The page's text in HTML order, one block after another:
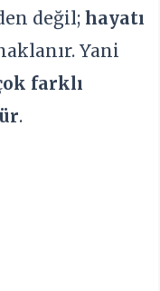
değil;hayatı
Yani
farklı
.